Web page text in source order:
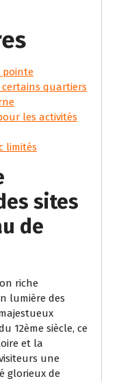
pointe
quartiers
les activités
limités
sites
de
riche
lumière des
12ème siècle, ce
et la
une
glorieux de